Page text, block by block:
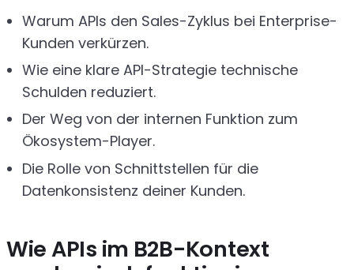
Warum APIs den Sales-Zyklus bei Enterprise-
Kunden verkürzen.
Wie eine klare API-Strategie technische
Schulden reduziert.
Der Weg von der internen Funktion zum
Ökosystem-Player.
Die Rolle von Schnittstellen für die
Datenkonsistenz deiner Kunden.
Wie APIs im B2B-Kontext